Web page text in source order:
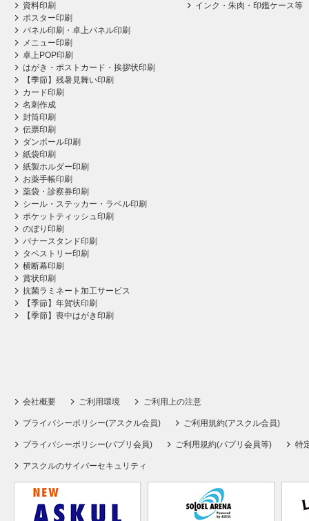
資料印刷
ポスター印刷
パネル印刷・卓上パネル印刷
メニュー印刷
卓上POP印刷
はがき・ポストカード・挨拶状印刷
【季節】残暑見舞い印刷
カード印刷
名刺作成
封筒印刷
伝票印刷
ダンボール印刷
紙袋印刷
紙製ホルダー印刷
お薬手帳印刷
薬袋・診察券印刷
シール・ステッカー・ラベル印刷
ポケットティッシュ印刷
のぼり印刷
バナースタンド印刷
タペストリー印刷
横断幕印刷
賞状印刷
抗菌ラミネート加工サービス
【季節】年賀状印刷
【季節】喪中はがき印刷
インク・朱肉・印鑑ケース等
会社概要 ご利用環境 ご利用上の注意
プライバシーポリシー(アスクル会員) ご利用規約(アスクル会員)
プライバシーポリシー(パプリ会員) ご利用規約(パプリ会員等) 特
アスクルのサイバーセキュリティ